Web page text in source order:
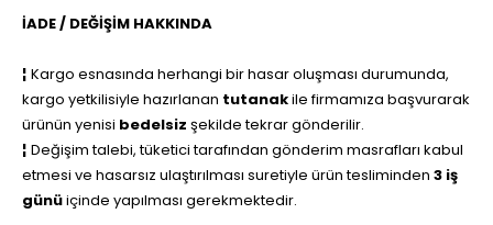
İADE / DEĞİŞİM HAKKINDA
¦ Kargo esnasında herhangi bir hasar oluşması durumunda,
kargo yetkilisiyle hazırlanan tutanakile firmamıza başvurarak
ürünün yenisi bedelsiz şekilde tekrar gönderilir.
¦ Değişim talebi, tüketici tarafından gönderim masrafları kabul
etmesi ve hasarsız ulaştırılması suretiyle ürün tesliminden 3 iş
günüiçinde yapılması gerekmektedir.